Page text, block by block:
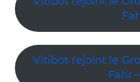
Vitibot rejoint le
Fahr